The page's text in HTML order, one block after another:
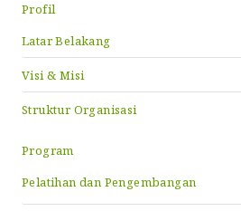
Profil
Latar Belakang
Visi & Misi
Struktur Organisasi
Program
Pelatihan dan Pengembangan